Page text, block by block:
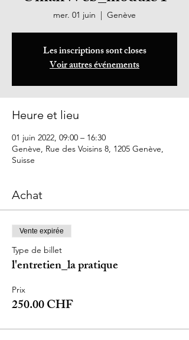
mer. 01 juin
  |
Genève
Les inscriptions sont closes
Voir autres événements
Heure et lieu
01 juin 2022, 09:00 – 16:30
Genève, Rue des Voisins 8, 1205 Genève,
Suisse
Achat
Vente expirée
Type de billet
l'entretien_la pratique
Prix
250.00 CHF